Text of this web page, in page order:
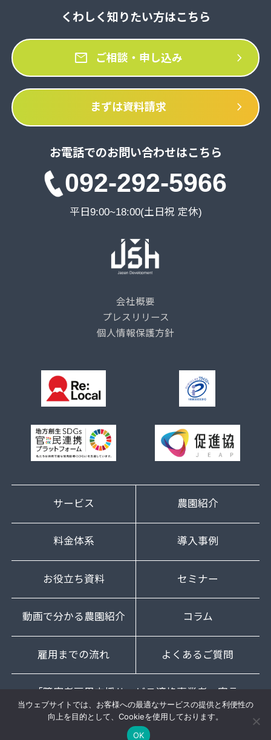
くわしく知りたい方はこちら
mail ご相談・申し込み chevron_right
まずは資料請求 chevron_right
お電話でのお問い合わせはこちら
092-292-5966
平日9:00~18:00(土日祝 定休)
会社概要
プレスリリース
個人情報保護方針
サービス 農園紹介
料金体系 導入事例
お役立ち資料 セミナー
動画で分かる農園紹介 コラム
雇用までの流れ よくあるご質問
「障害者雇用支援サービス適格事業者」宣言
© 2022 JSH.
当ウェブサイトでは、お客様への最適なサービスの提供と利便性の
向上を目的として、Cookieを使用しております。
OK